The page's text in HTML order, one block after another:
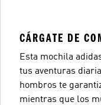
CÁRGATE DE
Esta mochila
tus aventuras
hombros te
mientras que los